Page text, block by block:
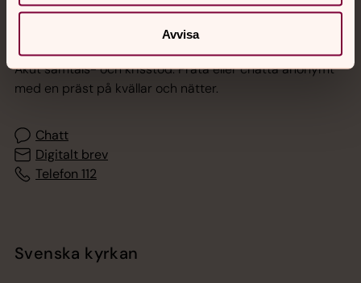
Avvisa
Jourhavande präst
Akut samtals- och krisstöd. Prata eller chatta anonymt
med en präst på kvällar och nätter.
Chatt
Digitalt brev
Telefon 112
Svenska kyrkan